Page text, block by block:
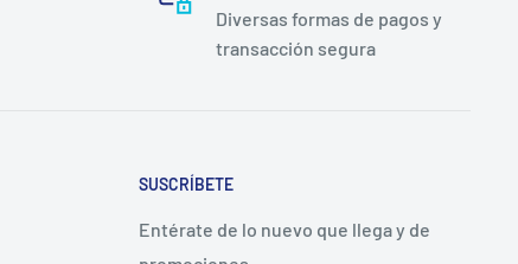
Diversas formas de pagos y
transacción segura
SUSCRÍBETE
Entérate de lo nuevo que llega y de